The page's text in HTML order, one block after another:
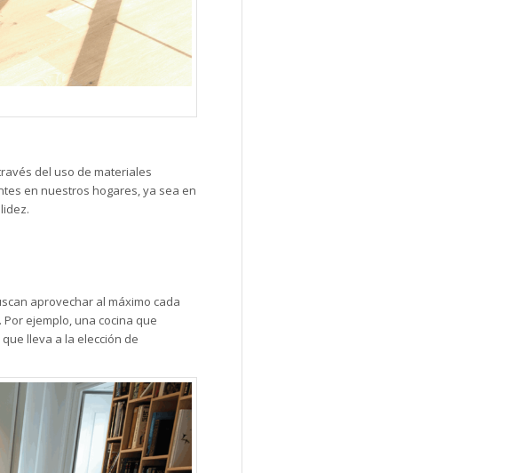
del uso de materiales
en nuestros hogares, ya sea en
aprovechar al máximo cada
ejemplo,una cocina que
lleva a la elección de